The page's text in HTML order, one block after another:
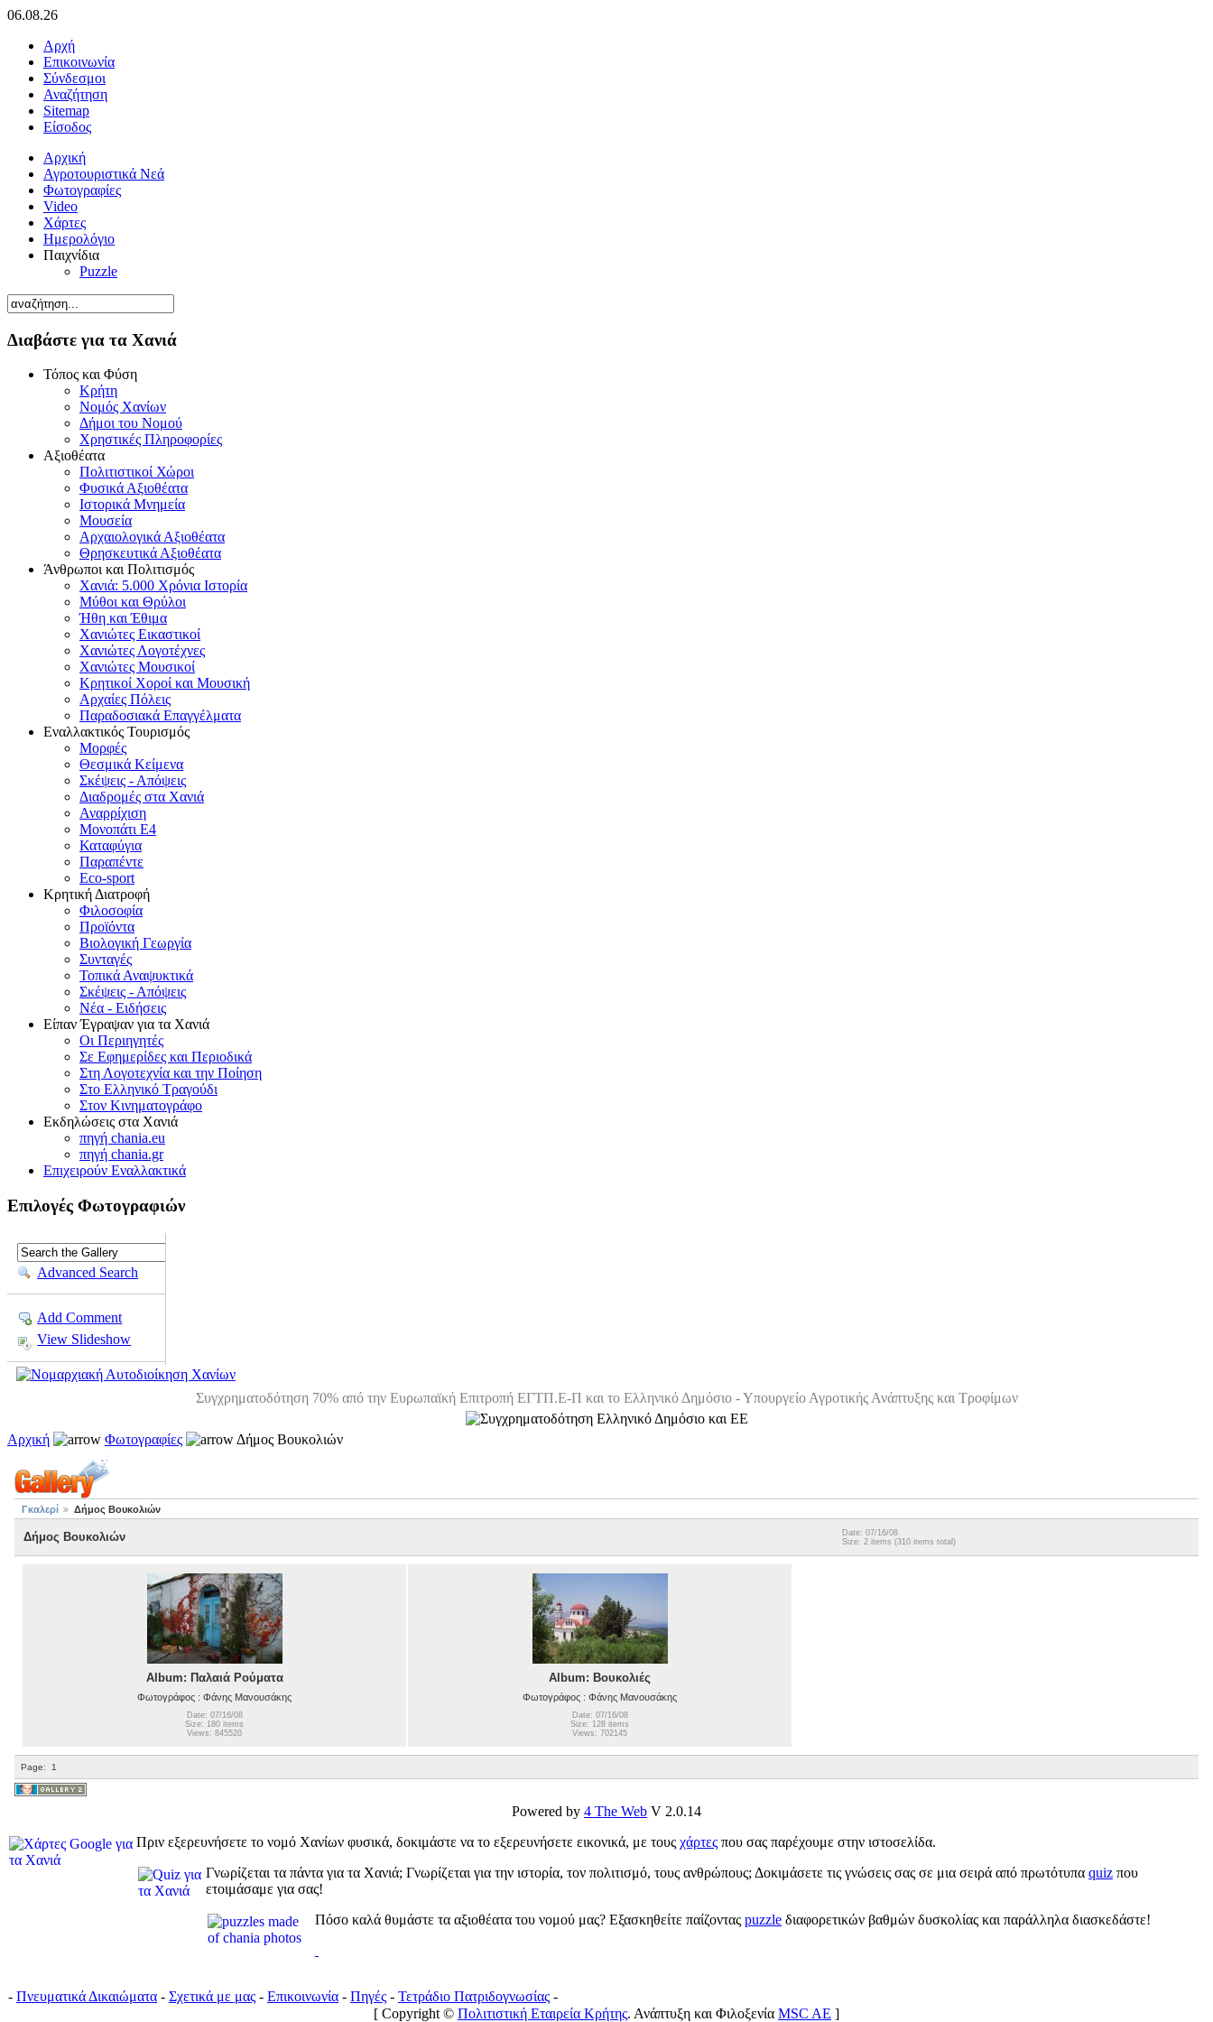
06.08.26
Αρχή
Επικοινωνία
Σύνδεσμοι
Αναζήτηση
Sitemap
Είσοδος
Αρχική
Αγροτουριστικά Νεά
Φωτογραφίες
Video
Χάρτες
Ημερολόγιο
Παιχνίδια
Puzzle
Διαβάστε για τα Χανιά
Τόπος και Φύση
Κρήτη
Νομός Χανίων
Δήμοι του Νομού
Χρηστικές Πληροφορίες
Αξιοθέατα
Πολιτιστικοί Χώροι
Φυσικά Αξιοθέατα
Ιστορικά Μνημεία
Μουσεία
Αρχαιολογικά Αξιοθέατα
Θρησκευτικά Αξιοθέατα
Άνθρωποι και Πολιτισμός
Χανιά: 5.000 Χρόνια Ιστορία
Μύθοι και Θρύλοι
Ήθη και Έθιμα
Χανιώτες Εικαστικοί
Χανιώτες Λογοτέχνες
Χανιώτες Μουσικοί
Κρητικοί Χοροί και Μουσική
Αρχαίες Πόλεις
Παραδοσιακά Επαγγέλματα
Εναλλακτικός Τουρισμός
Μορφές
Θεσμικά Κείμενα
Σκέψεις - Απόψεις
Διαδρομές στα Χανιά
Αναρρίχιση
Μονοπάτι Ε4
Καταφύγια
Παραπέντε
Eco-sport
Κρητική Διατροφή
Φιλοσοφία
Προϊόντα
Βιολογική Γεωργία
Συνταγές
Τοπικά Αναψυκτικά
Σκέψεις - Απόψεις
Νέα - Ειδήσεις
Είπαν Έγραψαν για τα Χανιά
Οι Περιηγητές
Σε Εφημερίδες και Περιοδικά
Στη Λογοτεχνία και την Ποίηση
Στο Ελληνικό Τραγούδι
Στον Κινηματογράφο
Εκδηλώσεις στα Χανιά
πηγή chania.eu
πηγή chania.gr
Επιχειρούν Εναλλακτικά
Επιλογές Φωτογραφιών
Advanced Search
Add Comment
View Slideshow
Συγχρηματοδότηση 70% από την Ευρωπαϊκή Επιτροπή ΕΓΤΠ.Ε-Π και το Ελληνικό Δημόσιο - Υπουργείο Αγροτικής Ανάπτυξης και Τροφίμων
Αρχική Φωτογραφίες Δήμος Βουκολιών
Γκαλερί Δήμος Βουκολιών
Δήμος Βουκολιών
Date: 07/16/08
Size: 2 items (310 items total)
Album: Παλαιά Ρούματα
Φωτογράφος : Φάνης Μανουσάκης
Date: 07/16/08
Size: 180 items
Views: 845520
Album: Βουκολιές
Φωτογράφος : Φάνης Μανουσάκης
Date: 07/16/08
Size: 128 items
Views: 702145
Page: 1
Powered by 4 The Web V 2.0.14
Πριν εξερευνήσετε το νομό Χανίων φυσικά, δοκιμάστε να το εξερευνήσετε εικονικά, με τους χάρτες που σας παρέχουμε στην ιστοσελίδα.
Γνωρίζεται τα πάντα για τα Χανιά; Γνωρίζεται για την ιστορία, τον πολιτισμό, τους ανθρώπους; Δοκιμάσετε τις γνώσεις σας σε μια σειρά από πρωτότυπα quiz που
ετοιμάσαμε για σας!
Πόσο καλά θυμάστε τα αξιοθέατα του νομού μας? Εξασκηθείτε παίζοντας puzzle διαφορετικών βαθμών δυσκολίας και παράλληλα διασκεδάστε!
- Πνευματικά Δικαιώματα - Σχετικά με μας - Επικοινωνία - Πηγές - Τετράδιο Πατριδογνωσίας -
[ Copyright © Πολιτιστική Εταιρεία Κρήτης. Ανάπτυξη και Φιλοξενία MSC AE ]